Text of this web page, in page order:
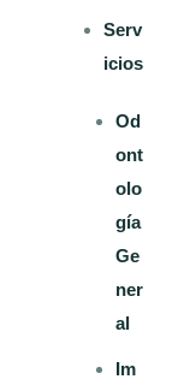
Serv
icios
Od
ont
olo
gía
Ge
ner
al
Im